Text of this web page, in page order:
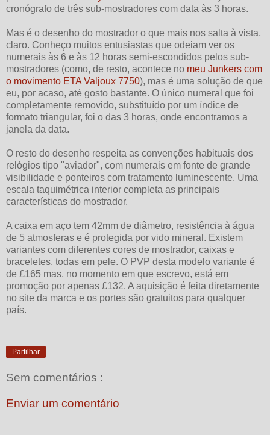
cronógrafo de três sub-mostradores com data às 3 horas.
Mas é o desenho do mostrador o que mais nos salta à vista,
claro. Conheço muitos entusiastas que odeiam ver os
numerais às 6 e às 12 horas semi-escondidos pelos sub-
mostradores (como, de resto, acontece no meu Junkers com
o movimento ETA Valjoux 7750), mas é uma solução de que
eu, por acaso, até gosto bastante. O único numeral que foi
completamente removido, substituído por um índice de
formato triangular, foi o das 3 horas, onde encontramos a
janela da data.
O resto do desenho respeita as convenções habituais dos
relógios tipo "aviador", com numerais em fonte de grande
visibilidade e ponteiros com tratamento luminescente. Uma
escala taquimétrica interior completa as principais
características do mostrador.
A caixa em aço tem 42mm de diâmetro, resistência à água
de 5 atmosferas e é protegida por vido mineral. Existem
variantes com diferentes cores de mostrador, caixas e
braceletes, todas em pele. O PVP desta modelo variante é
de £165 mas, no momento em que escrevo, está em
promoção por apenas £132. A aquisição é feita diretamente
no site da marca e os portes são gratuitos para qualquer
país.
Partilhar
Sem comentários :
Enviar um comentário